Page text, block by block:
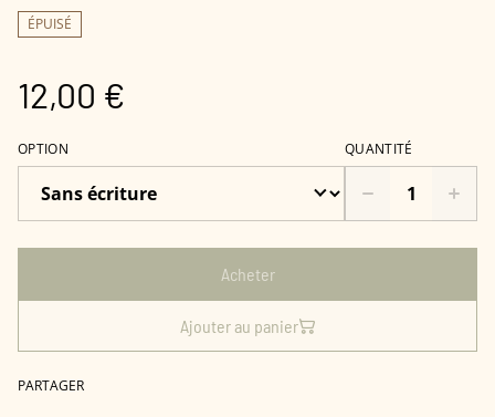
ÉPUISÉ
12,00 €
OPTION QUANTITÉ
Acheter
Ajouter au panier
PARTAGER